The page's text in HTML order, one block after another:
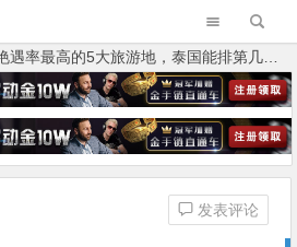
遇率最高的5大旅游地，泰国能排第几呢？
发表评论